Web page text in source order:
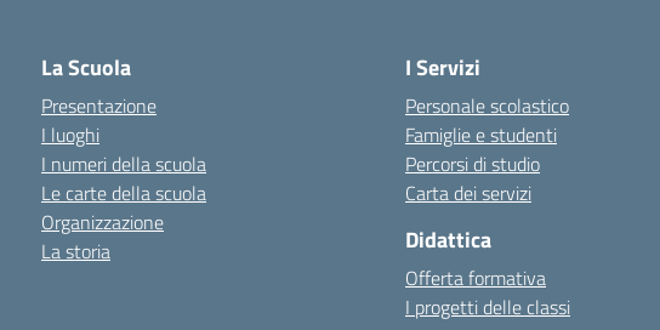
La Scuola
Presentazione
I luoghi
I numeri della scuola
Le carte della scuola
Organizzazione
La storia
I Servizi
Personale scolastico
Famiglie e studenti
Percorsi di studio
Carta dei servizi
Didattica
Offerta formativa
I progetti delle classi